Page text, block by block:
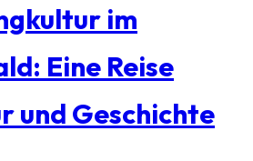
im
Eine Reise
und Geschichte